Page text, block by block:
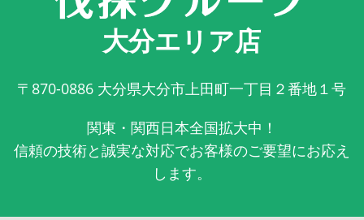
大分エリア店
〒870-0886 大分県大分市上田町一丁目２番地１号
関東・関西日本全国拡大中！
信頼の技術と誠実な対応でお客様のご要望にお応え
します。